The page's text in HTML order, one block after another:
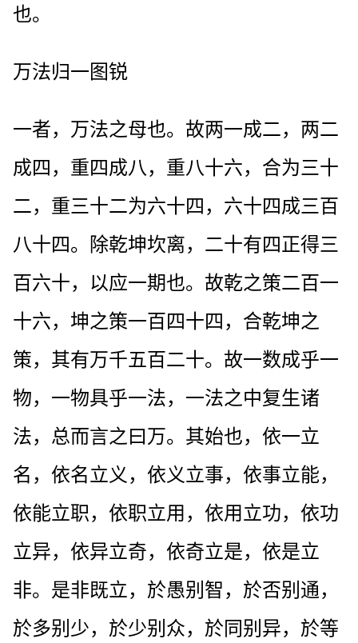
也。
万法归一图锐
一者，万法之母也。故两一成二，两二
成四，重四成八，重八十六，合为三十
二，重三十二为六十四，六十四成三百
八十四。除乾坤坎离，二十有四正得三
百六十，以应一期也。故乾之策二百一
十六，坤之策一百四十四，合乾坤之
策，其有万千五百二十。故一数成乎一
物，一物具乎一法，一法之中复生诸
法，总而言之曰万。其始也，依一立
名，依名立义，依义立事，依事立能，
依能立职，依职立用，依用立功，依功
立异，依异立奇，依奇立是，依是立
非。是非既立，於愚别智，於否别通，
於多别少，於少别众，於同别异，於等